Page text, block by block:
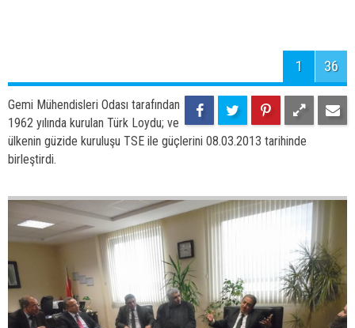
Gemi Mühendisleri Odası tarafından
1962 yılında kurulan Türk Loydu; ve
ülkenin güzide kuruluşu TSE ile güçlerini 08.03.2013 tarihinde
birleştirdi.